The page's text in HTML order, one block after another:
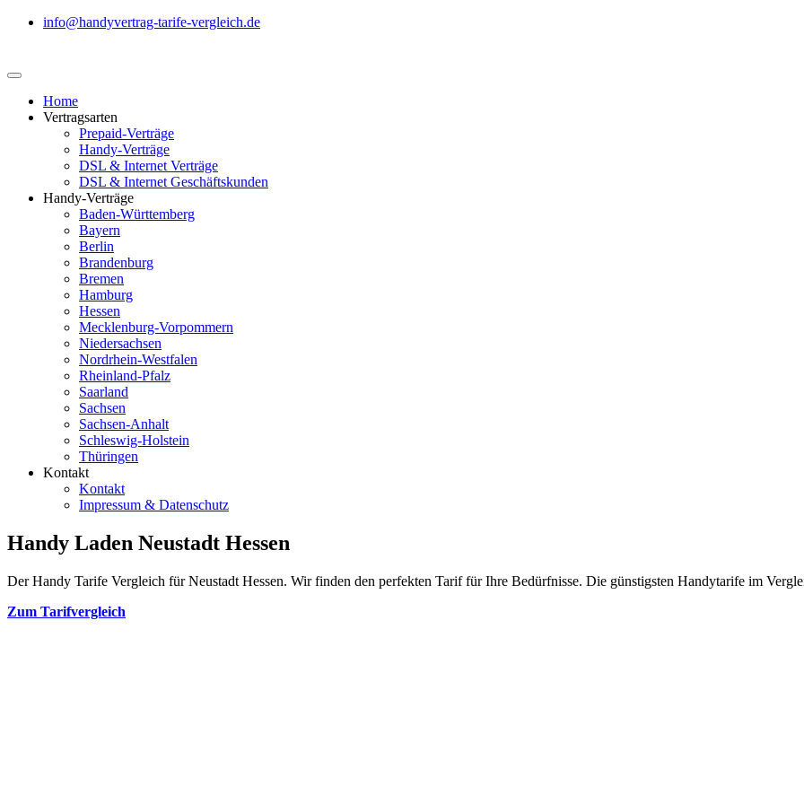
info@handyvertrag-tarife-vergleich.de
Home
Vertragsarten
Prepaid-Verträge
Handy-Verträge
DSL & Internet Verträge
DSL & Internet Geschäftskunden
Handy-Verträge
Baden-Württemberg
Bayern
Berlin
Brandenburg
Bremen
Hamburg
Hessen
Mecklenburg-Vorpommern
Niedersachsen
Nordrhein-Westfalen
Rheinland-Pfalz
Saarland
Sachsen
Sachsen-Anhalt
Schleswig-Holstein
Thüringen
Kontakt
Kontakt
Impressum & Datenschutz
Handy Laden Neustadt Hessen
Der Handy Tarife Vergleich für Neustadt Hessen. Wir finden den perfekten Tarif für Ihre Bedürfnisse. Die günstigsten Handytarife im
Zum Tarifvergleich